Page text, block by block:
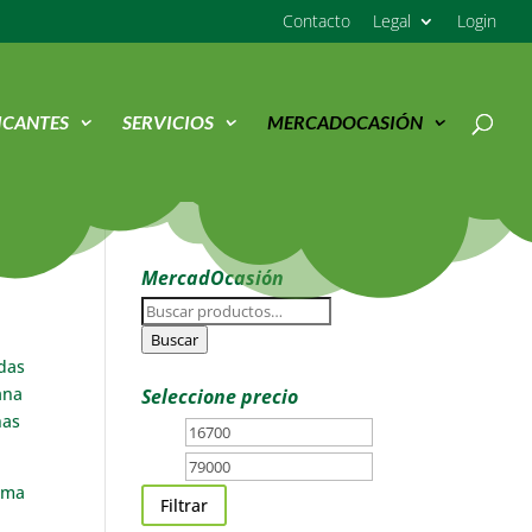
Contacto Legal Login
SERVICIOS MERCADOCASIÓN
MercadOcasión
Buscar
por:
Buscar
Seleccione precio
Precio
mínimo
Filtrar